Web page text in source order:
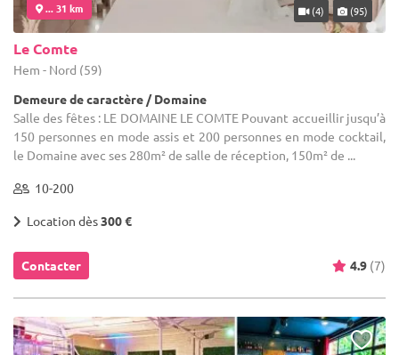
... 31 km (4) (95)
Le Comte
Hem - Nord (59)
Demeure de caractère / Domaine
Salle des fêtes : LE DOMAINE LE COMTE Pouvant accueillir jusqu’à
150 personnes en mode assis et 200 personnes en mode cocktail,
le Domaine avec ses 280m² de salle de réception, 150m² de ...
10-200
Location dès300 €
Contacter 4.9 (7)